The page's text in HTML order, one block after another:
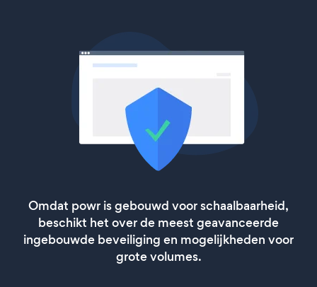
Omdat powr is gebouwd voor schaalbaarheid,
beschikt het over de meest geavanceerde
ingebouwde beveiliging en mogelijkheden voor
grote volumes.